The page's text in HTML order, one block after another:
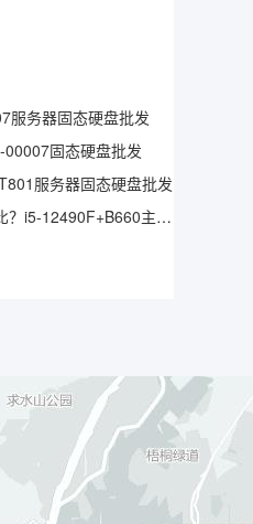
服务器固态硬盘批发
固态硬盘批发
服务器固态硬盘批发
仅中国大陆特供，英特尔这款CPU有性价比？i5-12490F+B660主板实测